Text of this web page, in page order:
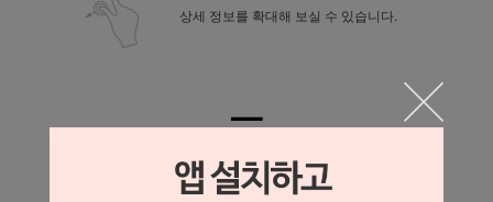
상세 정보를 확대해 보실 수 있습니다.